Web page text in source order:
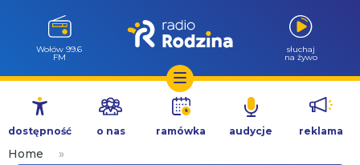
Przejdź
treści
Wołów 99.6
FM
słuchaj
na żywo
dostępność o nas ramówka audycje reklama
Home
»